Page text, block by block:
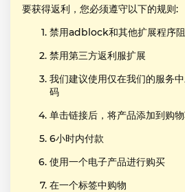
要获得返利，您必须遵守以下的规则:
禁用adblock和其他扩展程序
禁用第三方返利服扩展
我们建议使用仅在我们的服务
码
单击链接后，将产品添加到购
6小时内付款
使用一个电子产品进行购买
在一个标签中购物